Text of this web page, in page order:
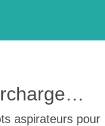
aspirateurs pour